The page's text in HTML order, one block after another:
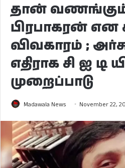
தான்
பிரபாகரன் என
விவகாரம் ;
எதிராக சி ஐ டி
முறைப்பாடு
Madawala News November 22,